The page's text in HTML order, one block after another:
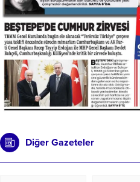
Diğer Gazeteler